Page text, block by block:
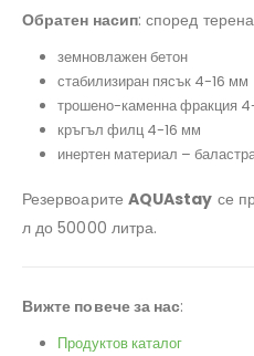
Обратен насип: според
земновлажен бетон
стабилизиран пясък 4-16 мм
трошено-каменна фракция
кръгъл филц 4-16 мм
инертен материал –
Резервоарите AQUAstay се
л до 50000 литра.
Вижте повече за нас:
Продуктов каталог